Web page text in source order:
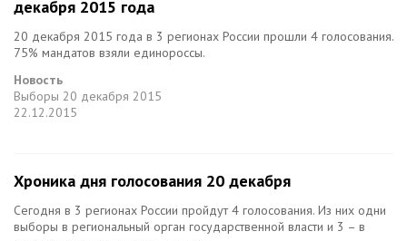
декабря 2015 года
20 декабря 2015 года в 3 регионах России прошли 4 голосования.
75% мандатов взяли единороссы.
Новость
Выборы 20 декабря 2015
22.12.2015
Хроника дня голосования 20 декабря
Сегодня в 3 регионах России пройдут 4 голосования. Из них одни
выборы в региональный орган государственной власти и 3 – в